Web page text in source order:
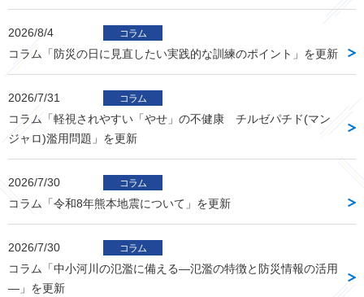
2026/8/4 コラム
コラム「防災の日に見直したい実践的な訓練のポイント」を更新
2026/7/31 コラム
コラム「軽視されやすい「やせ」の不健康 チルゼパチド(マン
ジャロ)濫用問題」を更新
2026/7/30 コラム
コラム「令和8年熊本地震について」を更新
2026/7/30 コラム
コラム「中小河川の氾濫に備える―氾濫の特徴と防災情報の活用
―」を更新